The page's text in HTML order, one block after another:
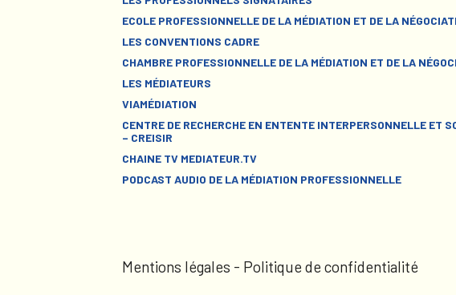
ECOLE PROFESSIONNELLE DE LA MÉDIATION ET DE LA
LES CONVENTIONS CADRE
CHAMBRE PROFESSIONNELLE DE LA MÉDIATION ET DE LA
LES MÉDIATEURS
VIAMÉDIATION
CENTRE DE RECHERCHE EN ENTENTE INTERPERSONNELLE ET
– CREISIR
CHAINE TV MEDIATEUR.TV
PODCAST AUDIO DE LA MÉDIATION PROFESSIONNELLE
Mentions légales - Politique de confidentialité